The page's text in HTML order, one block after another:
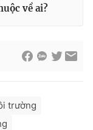
về ai?
trường